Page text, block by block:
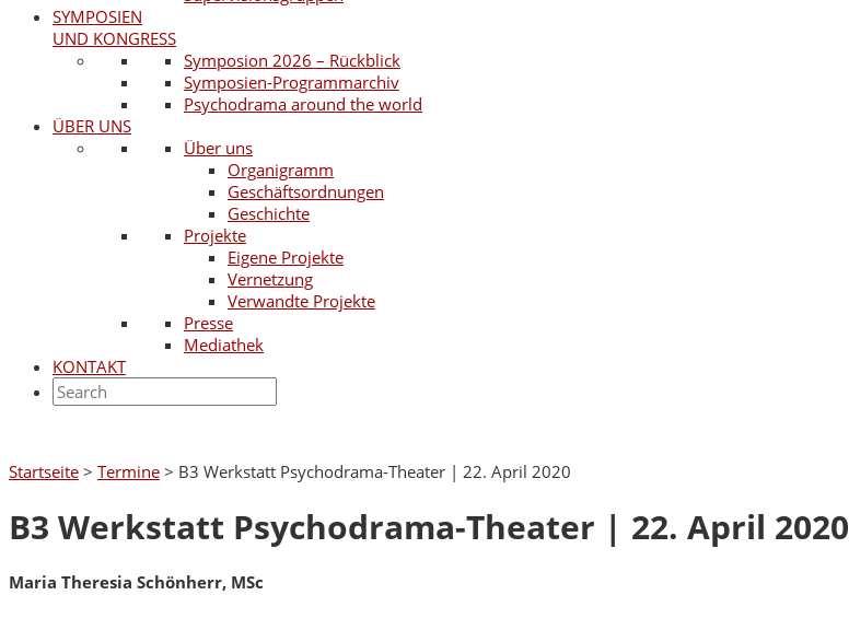
SYMPOSIEN
UND KONGRESS
Symposion 2026 – Rückblick
Symposien-Programmarchiv
Psychodrama around the world
ÜBER UNS
Über uns
Organigramm
Geschäftsordnungen
Geschichte
Projekte
Eigene Projekte
Vernetzung
Verwandte Projekte
Presse
Mediathek
KONTAKT
Startseite > Termine > B3 Werkstatt Psychodrama-Theater | 22. April 2020
B3 Werkstatt Psychodrama-Theater | 22. April 2020
Maria Theresia Schönherr, MSc